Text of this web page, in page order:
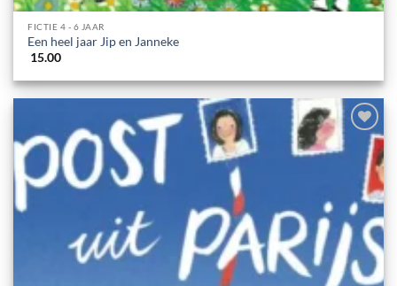
FICTIE 4 - 6 JAAR
Een heel jaar Jip en Janneke
15.00